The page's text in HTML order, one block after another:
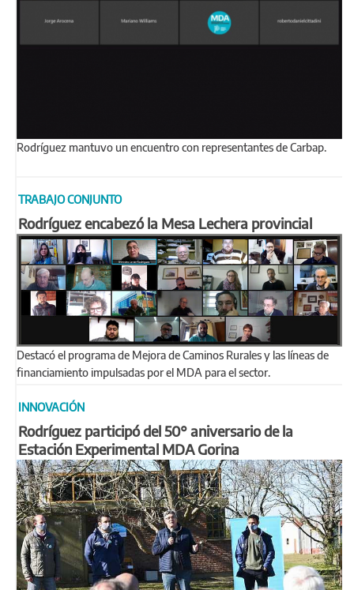
Rodríguez mantuvo un encuentro con representantes de Carbap.
TRABAJO CONJUNTO
Rodríguez encabezó la Mesa Lechera provincial
Destacó el programa de Mejora de Caminos Rurales y las líneas de
financiamiento impulsadas por el MDA para el sector.
INNOVACIÓN
Rodríguez participó del 50° aniversario de la
Estación Experimental MDA Gorina